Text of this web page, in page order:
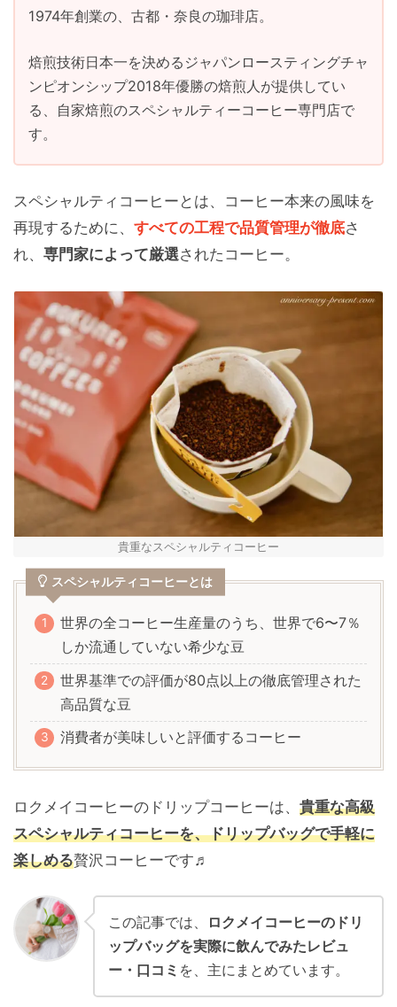
1974年創業の、古都・奈良の珈琲店。
焙煎技術日本一を決めるジャパンロースティングチャ
ンピオンシップ2018年優勝の焙煎人が提供してい
る、自家焙煎のスペシャルティーコーヒー専門店で
す。
スペシャルティコーヒーとは、コーヒー本来の風味を
再現するために、 すべての工程で品質管理が徹底さ
れ、 専門家によって厳選されたコーヒー。
貴重なスペシャルティコーヒー
スペシャルティコーヒーとは
世界の全コーヒー生産量のうち、世界で6〜7％
しか流通していない希少な豆
世界基準での評価が80点以上の徹底管理された
高品質な豆
消費者が美味しいと評価するコーヒー
ロクメイコーヒーのドリップコーヒーは、 貴重な高級
スペシャルティコーヒーを、ドリップバッグで手軽に
楽しめる贅沢コーヒーです♬
この記事では、
ロクメイコーヒーのドリ
ップバッグを実際に飲んでみたレビュ
ー・口コミ を、主にまとめています。